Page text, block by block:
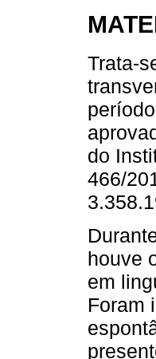
Trata-
do
466/
houve
em
Foram